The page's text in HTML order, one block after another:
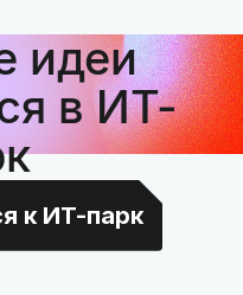
идеи
в ИТ-
к ИТ-парк